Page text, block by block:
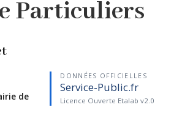
Particuliers
de
DONNÉES OFFICIELLES
Service-Public.fr
Licence Ouverte Etalab v2.0